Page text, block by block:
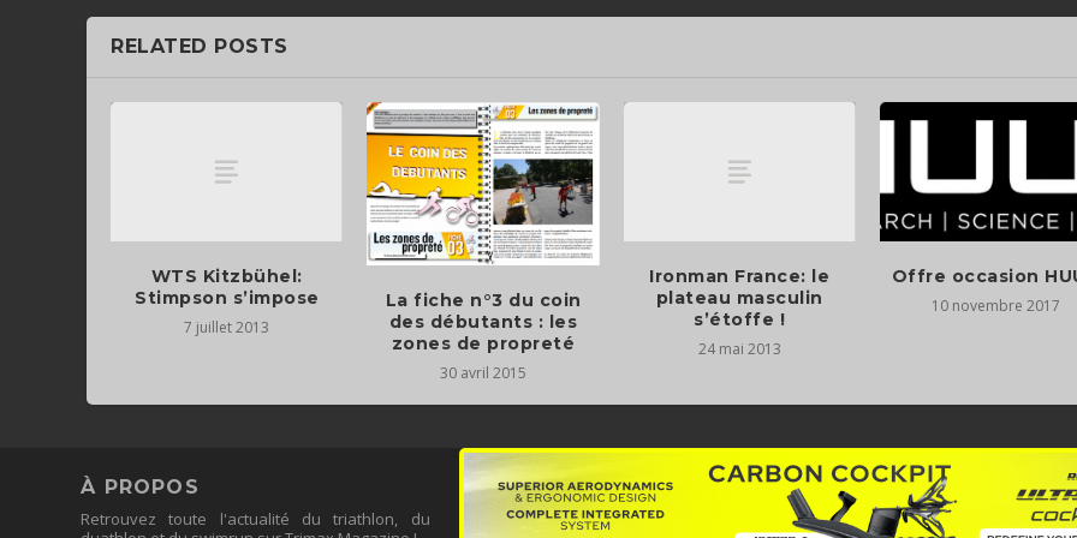
RELATED POSTS
WTS Kitzbühel:
Stimpson s’impose
7 juillet 2013
La fiche n°3 du coin
des débutants : les
zones de propreté
30 avril 2015
Ironman France: le
plateau masculin
s’étoffe !
24 mai 2013
Offre occasion
10 novembre 2017
À PROPOS
Retrouvez toute l'actualité du triathlon, du